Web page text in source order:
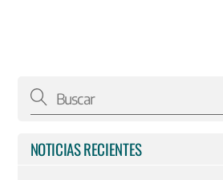
NOTICIAS RECIENTES